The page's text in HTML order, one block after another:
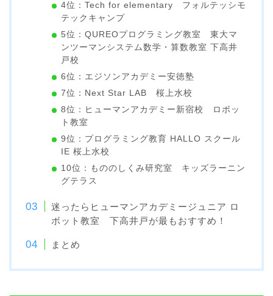
4位：Tech for elementary フォルテッシモ
テックキャンプ
5位：QUREOプログラミング教室 東大マ
ンツーマンシステム数学・算数教室 下高井
戸校
6位：エジソンアカデミー安徳塾
7位：Next Star LAB 桜上水校
8位：ヒューマンアカデミー新宿校 ロボッ
ト教室
9位：プログラミング教育 HALLO スクール
IE 桜上水校
10位：もののしくみ研究室 キッズラーニン
グテラス
迷ったらヒューマンアカデミージュニア ロ
ボット教室 下高井戸が最もおすすめ！
まとめ